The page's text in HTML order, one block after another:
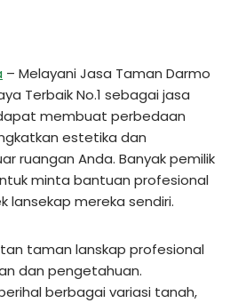
– Melayani Jasa Taman Darmo
Terbaik No.1 sebagai jasa
membuat perbedaan
estetika dan
ruangan Anda. Banyak pemilik
minta bantuan profesional
lansekap mereka sendiri.
taman lanskap profesional
dan pengetahuan.
berbagai variasi tanah,